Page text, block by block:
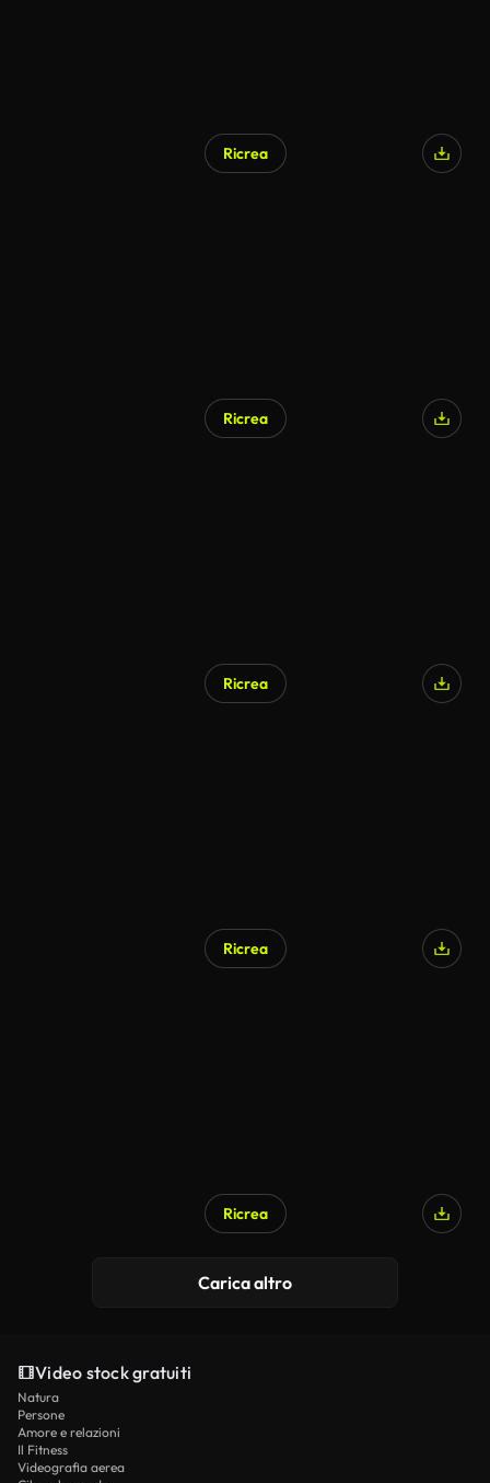
Ricrea
Ricrea
Ricrea
Ricrea
Ricrea
Carica altro
Video stock gratuiti
Natura
Persone
Amore e relazioni
Il Fitness
Videografia aerea